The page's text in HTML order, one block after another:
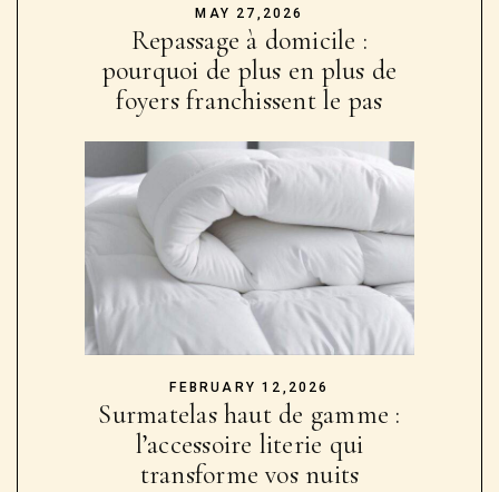
MAY 27,2026
Repassage à domicile :
pourquoi de plus en plus de
foyers franchissent le pas
FEBRUARY 12,2026
Surmatelas haut de gamme :
l’accessoire literie qui
transforme vos nuits